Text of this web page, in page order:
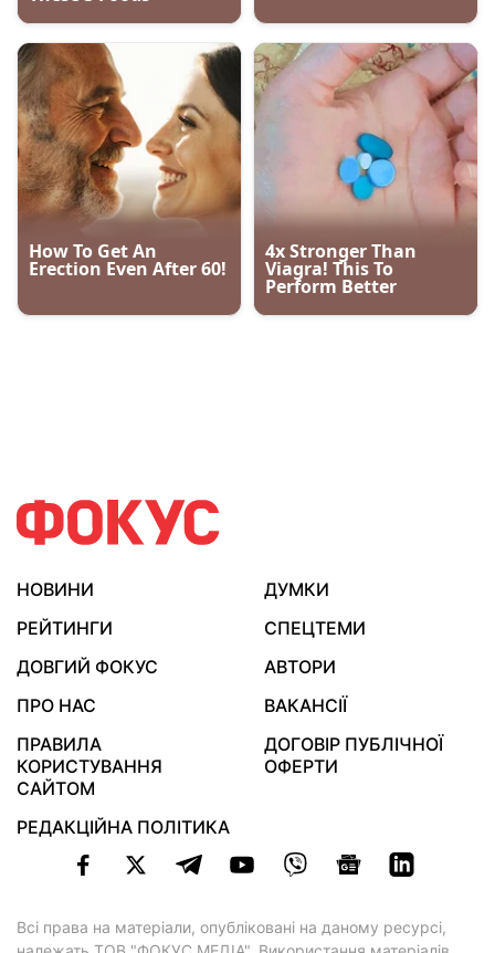
НОВИНИ
ДУМКИ
РЕЙТИНГИ
СПЕЦТЕМИ
ДОВГИЙ ФОКУС
АВТОРИ
ПРО НАС
ВАКАНСІЇ
ПРАВИЛА
КОРИСТУВАННЯ
САЙТОМ
ДОГОВІР ПУБЛІЧНОЇ
ОФЕРТИ
РЕДАКЦІЙНА ПОЛІТИКА
Всі права на матеріали, опубліковані на даному ресурсі,